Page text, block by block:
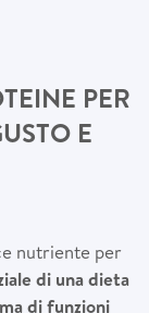
PER
E
nutriente per
di una dieta
di funzioni